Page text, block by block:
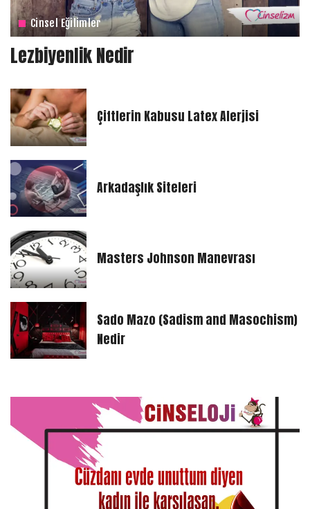
Cinsel Eğilimler
Lezbiyenlik Nedir
Çiftlerin Kabusu Latex Alerjisi
Arkadaşlık Siteleri
Masters Johnson Manevrası
Sado Mazo (Sadism and Masochism)
Nedir